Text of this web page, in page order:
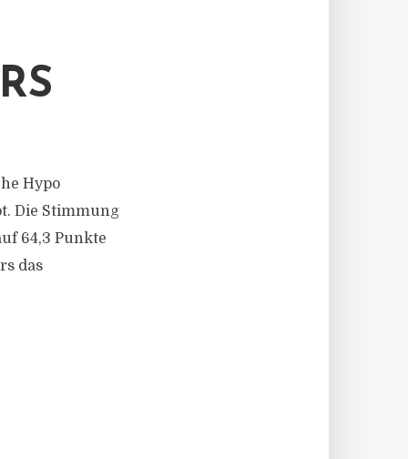
Hypo
Die Stimmung
64,3 Punkte
das